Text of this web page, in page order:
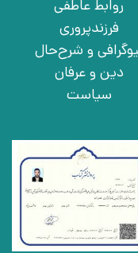
روابط عاطفی
فرزندپروری
و شرح‌حال
دین و عرفان
سیاست